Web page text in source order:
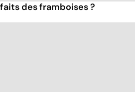
des framboises ?